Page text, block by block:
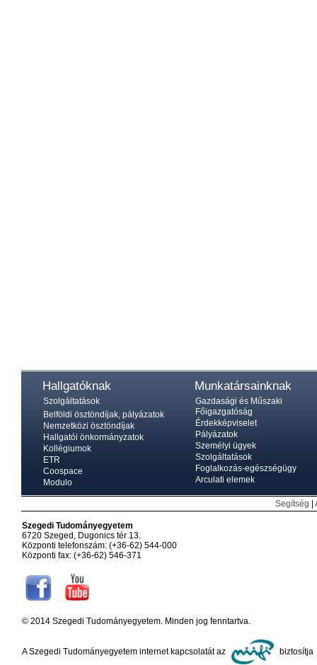
Hallgatóknak
Szolgáltatások
Belföldi ösztöndíjak, pályázatok
Nemzetközi ösztöndíjak
Hallgatói önkormányzatok
Kollégiumok
ETR
Coospace
Modulo
Munkatársainknak
Gazdasági és Műszaki
Főigazgatóság
Érdekképviselet
Pályázatok
Személyi ügyek
Szolgáltatások
Foglalkozás-egészségügy
Arculati elemek
Segítség
Szegedi Tudományegyetem
6720 Szeged, Dugonics tér 13.
Központi telefonszám: (+36-62) 544-000
Központi fax: (+36-62) 546-371
© 2014 Szegedi Tudományegyetem. Minden jog fenntartva.
A Szegedi Tudományegyetem internet kapcsolatát az biztosítja